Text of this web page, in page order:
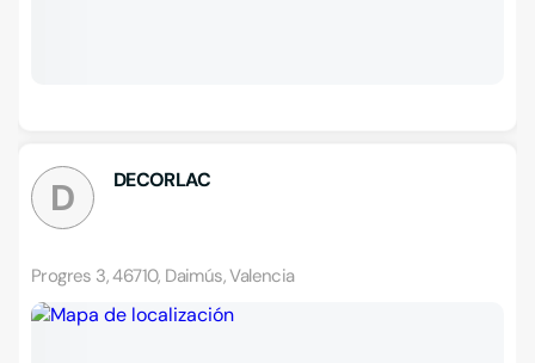
D DECORLAC
Progres 3, 46710, Daimús, Valencia